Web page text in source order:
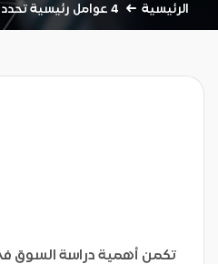
الرئيسية 4 عوامل رئيسية تحدد أهمية دراسة السوق
تكمن أهمية دراسة السوق